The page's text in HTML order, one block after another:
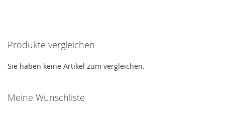
Produkte vergleichen
Sie haben keine Artikel zum vergleichen.
Meine Wunschliste